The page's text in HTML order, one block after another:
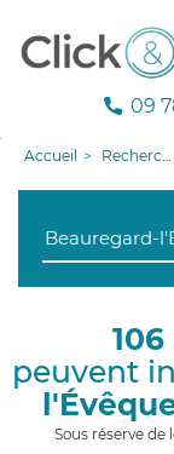
09
Accueil Recherche aide à domicile
peuvent
Sous réserve